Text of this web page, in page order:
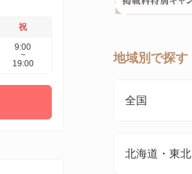
祝
9:00
~
19:00
地域別で探す
全国
北海道・東北